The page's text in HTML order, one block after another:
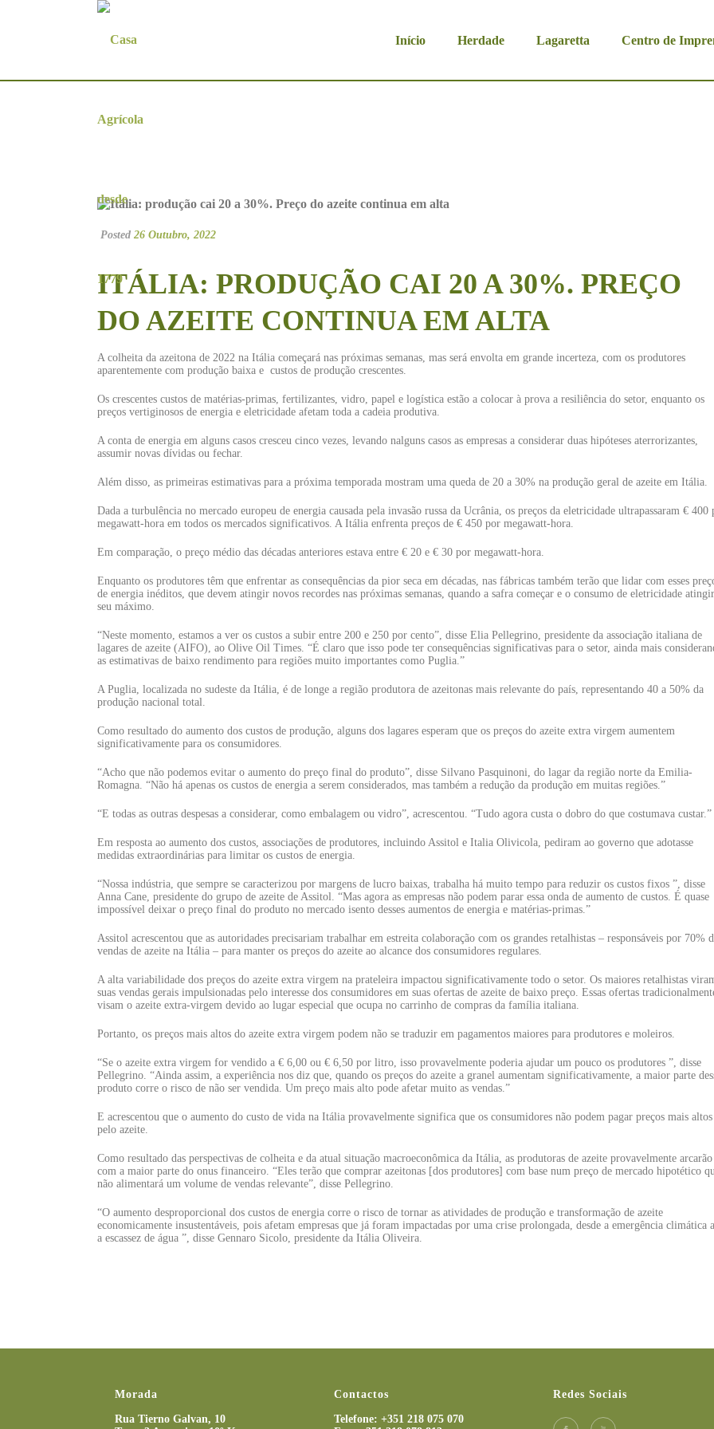
Início Herdade Lagaretta Centro de
Itália: produção cai 20 a 30%. Preço do azeite continua em alta
Posted 26 Outubro, 2022
ITÁLIA: PRODUÇÃO CAI 20 A 30%. PREÇO
DO AZEITE CONTINUA EM ALTA
A colheita da azeitona de 2022 na Itália começará nas próximas semanas, mas será envolta em grande incerteza, com os produtores
aparentemente com produção baixa e custos de produção crescentes.
Os crescentes custos de matérias-primas, fertilizantes, vidro, papel e logística estão a colocar à prova a resiliência do setor, enquanto os
preços vertiginosos de energia e eletricidade afetam toda a cadeia produtiva.
A conta de energia em alguns casos cresceu cinco vezes, levando nalguns casos as empresas a considerar duas hipóteses aterrorizantes,
assumir novas dívidas ou fechar.
Além disso, as primeiras estimativas para a próxima temporada mostram uma queda de 20 a 30% na produção geral de azeite em Itália.
Dada a turbulência no mercado europeu de energia causada pela invasão russa da Ucrânia, os preços da eletricidade ultrapassaram € 400
megawatt-hora em todos os mercados significativos. A Itália enfrenta preços de € 450 por megawatt-hora.
Em comparação, o preço médio das décadas anteriores estava entre € 20 e € 30 por megawatt-hora.
Enquanto os produtores têm que enfrentar as consequências da pior seca em décadas, nas fábricas também terão que lidar com esses
de energia inéditos, que devem atingir novos recordes nas próximas semanas, quando a safra começar e o consumo de eletricidade atingir
seu máximo.
“Neste momento, estamos a ver os custos a subir entre 200 e 250 por cento”, disse Elia Pellegrino, presidente da associação italiana de
lagares de azeite (AIFO), ao Olive Oil Times. “É claro que isso pode ter consequências significativas para o setor, ainda mais
as estimativas de baixo rendimento para regiões muito importantes como Puglia.”
A Puglia, localizada no sudeste da Itália, é de longe a região produtora de azeitonas mais relevante do país, representando 40 a 50% da
produção nacional total.
Como resultado do aumento dos custos de produção, alguns dos lagares esperam que os preços do azeite extra virgem aumentem
significativamente para os consumidores.
“Acho que não podemos evitar o aumento do preço final do produto”, disse Silvano Pasquinoni, do lagar da região norte da Emilia-
Romagna. “Não há apenas os custos de energia a serem considerados, mas também a redução da produção em muitas regiões.”
“E todas as outras despesas a considerar, como embalagem ou vidro”, acrescentou. “Tudo agora custa o dobro do que costumava custar.”
Em resposta ao aumento dos custos, associações de produtores, incluindo Assitol e Italia Olivicola, pediram ao governo que adotasse
medidas extraordinárias para limitar os custos de energia.
“Nossa indústria, que sempre se caracterizou por margens de lucro baixas, trabalha há muito tempo para reduzir os custos fixos ”, disse
Anna Cane, presidente do grupo de azeite de Assitol. “Mas agora as empresas não podem parar essa onda de aumento de custos. É quase
impossível deixar o preço final do produto no mercado isento desses aumentos de energia e matérias-primas.”
Assitol acrescentou que as autoridades precisariam trabalhar em estreita colaboração com os grandes retalhistas – responsáveis por 70%
vendas de azeite na Itália – para manter os preços do azeite ao alcance dos consumidores regulares.
A alta variabilidade dos preços do azeite extra virgem na prateleira impactou significativamente todo o setor. Os maiores retalhistas
suas vendas gerais impulsionadas pelo interesse dos consumidores em suas ofertas de azeite de baixo preço. Essas ofertas
visam o azeite extra-virgem devido ao lugar especial que ocupa no carrinho de compras da família italiana.
Portanto, os preços mais altos do azeite extra virgem podem não se traduzir em pagamentos maiores para produtores e moleiros.
“Se o azeite extra virgem for vendido a € 6,00 ou € 6,50 por litro, isso provavelmente poderia ajudar um pouco os produtores ”, disse
Pellegrino. “Ainda assim, a experiência nos diz que, quando os preços do azeite a granel aumentam significativamente, a maior parte
produto corre o risco de não ser vendida. Um preço mais alto pode afetar muito as vendas.”
E acrescentou que o aumento do custo de vida na Itália provavelmente significa que os consumidores não podem pagar preços mais altos
pelo azeite.
Como resultado das perspectivas de colheita e da atual situação macroeconômica da Itália, as produtoras de azeite provavelmente arcarão
com a maior parte do onus financeiro. “Eles terão que comprar azeitonas [dos produtores] com base num preço de mercado hipotético
não alimentará um volume de vendas relevante”, disse Pellegrino.
“O aumento desproporcional dos custos de energia corre o risco de tornar as atividades de produção e transformação de azeite
economicamente insustentáveis, pois afetam empresas que já foram impactadas por uma crise prolongada, desde a emergência climática
a escassez de água ”, disse Gennaro Sicolo, presidente da Itália Oliveira.
Morada
Rua Tierno Galvan, 10
Contactos
Telefone: +351 218 075 070
Redes Sociais